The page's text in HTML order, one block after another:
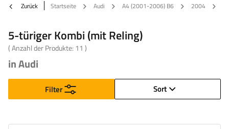
Zurück Startseite Audi A4 (2001-2006) B6 2004
5-türiger Kombi (mit Reling)
( Anzahl der Produkte: 11 )
in Audi
Sort
Filter